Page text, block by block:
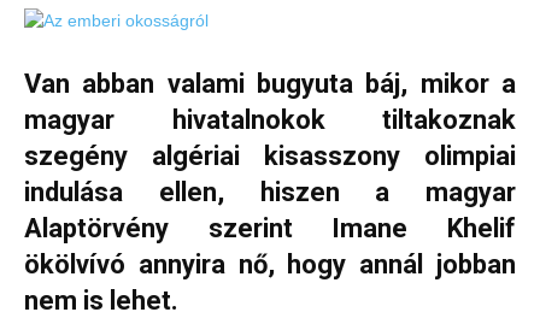
Van abban valami bugyuta báj, mikor a
magyar hivatalnokok tiltakoznak
szegény algériai kisasszony olimpiai
indulása ellen, hiszen a magyar
Alaptörvény szerint Imane Khelif
ökölvívó annyira nő, hogy annál jobban
nem is lehet.